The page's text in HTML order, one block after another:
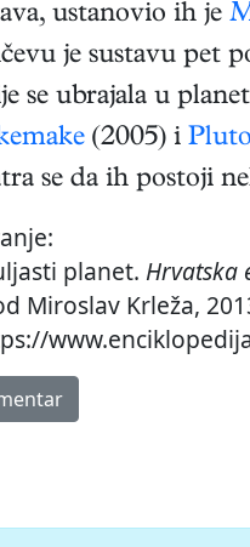
ustanovio ih je
je sustavu pet
se ubrajala u
(2005) i
se da ih postoji
planet. Hrvatska
Miroslav Krleža,